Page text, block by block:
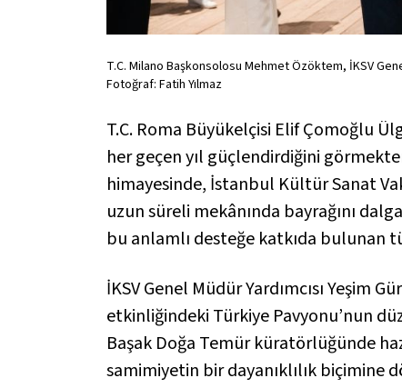
T.C. Milano Başkonsolosu Mehmet Özöktem, İKSV
Fotoğraf: Fatih Yılmaz
T.C. Roma Büyükelçisi Elif Çomoğlu
her geçen yıl güçlendirdiğini
himayesinde, İstanbul Kültür Sanat
uzun süreli mekânında bayrağını
bu anlamlı desteğe katkıda bulunan
İKSV Genel Müdür Yardımcısı
etkinliğindeki Türkiye Pavyonu’nun
Başak Doğa Temür küratörlüğünde
samimiyetin bir dayanıklılık